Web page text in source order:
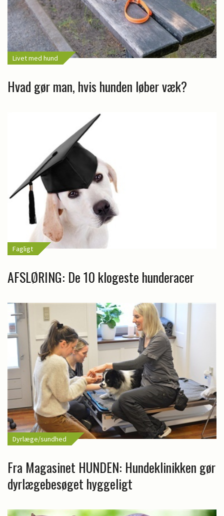
Livet med hund
Hvad gør man, hvis hunden løber væk?
Fagligt
AFSLØRING: De 10 klogeste hunderacer
Dyrlæge/sundhed
Fra Magasinet HUNDEN: Hundeklinikken gør
dyrlægebesøget hyggeligt